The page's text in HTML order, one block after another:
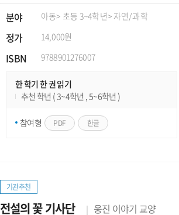
분야 아동> 초등 3~4학년> 자연/과학
정가 14,000원
ISBN 9788901276007
한 학기 한 권 읽기
추천 학년 ( 3~4학년 , 5~6학년 )
참여형 PDF 한글
기관추천
전설의 꽃 기사단 웅진 이야기 교양